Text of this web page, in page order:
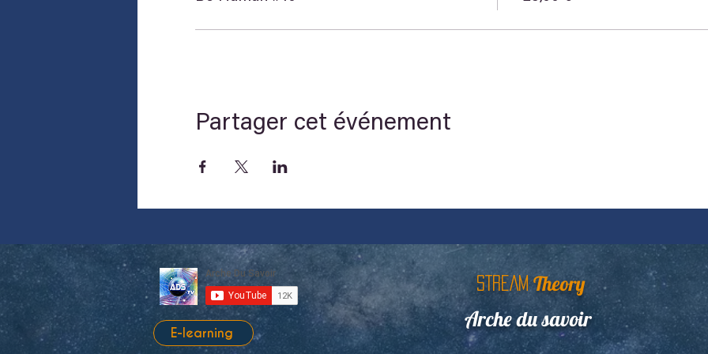
Partager cet événement
E-learning
STREAM Theory
Arche du savoir